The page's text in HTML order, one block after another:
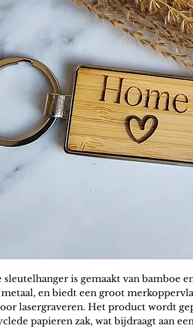
sleutelhanger is gemaakt van bamboe
en biedt een groot
lasergraveren. Het product wordt
papieren zak, wat bijdraagt aan